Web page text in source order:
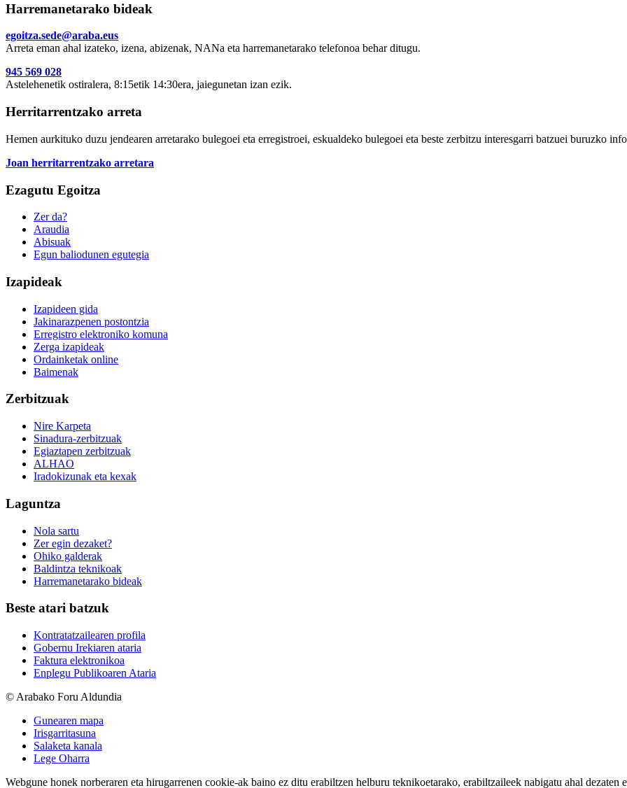
Harremanetarako bideak
egoitza.sede@araba.eus
Arreta eman ahal izateko, izena, abizenak, NANa eta harremanetarako telefonoa behar ditugu.
945 569 028
Astelehenetik ostiralera, 8:15etik 14:30era, jaiegunetan izan ezik.
Herritarrentzako arreta
Hemen aurkituko duzu jendearen arretarako bulegoei eta erregistroei, eskualdeko bulegoei eta beste zerbitzu interesgarri batzuei buruzko
Joan herritarrentzako arretara
Ezagutu Egoitza
Zer da?
Araudia
Abisuak
Egun baliodunen egutegia
Izapideak
Izapideen gida
Jakinarazpenen postontzia
Erregistro elektroniko komuna
Zerga izapideak
Ordainketak online
Baimenak
Zerbitzuak
Nire Karpeta
Sinadura-zerbitzuak
Egiaztapen zerbitzuak
ALHAO
Iradokizunak eta kexak
Laguntza
Nola sartu
Zer egin dezaket?
Ohiko galderak
Baldintza teknikoak
Harremanetarako bideak
Beste atari batzuk
Kontratatzailearen profila
Gobernu Irekiaren ataria
Faktura elektronikoa
Enplegu Publikoaren Ataria
© Arabako Foru Aldundia
Gunearen mapa
Irisgarritasuna
Salaketa kanala
Lege Oharra
Webgune honek norberaren eta hirugarrenen cookie-ak baino ez ditu erabiltzen helburu teknikoetarako, erabiltzaileek nabigatu ahal dezaten